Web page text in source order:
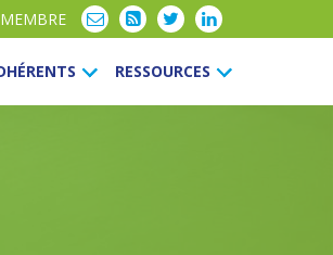
RESSOURCES